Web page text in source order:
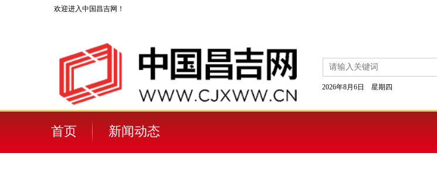
欢迎进入中国昌吉网！
2026年8月6日 星期四
首页 新闻动态